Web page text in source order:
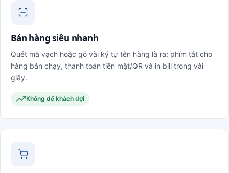
Bán hàng siêu nhanh
Quét mã vạch hoặc gõ vài ký tự tên hàng là ra; phím tắt cho
hàng bán chạy, thanh toán tiền mặt/QR và in bill trong vài
giây.
Không để khách đợi